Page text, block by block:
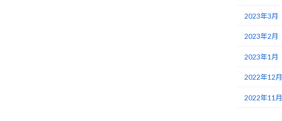
2023年3月
2023年2月
2023年1月
2022年12月
2022年11月